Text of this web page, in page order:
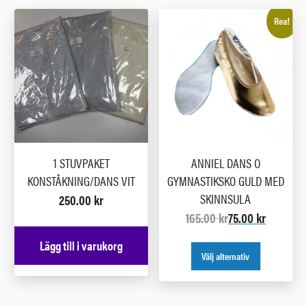
1 STUVPAKET
KONSTÅKNING/DANS VIT
250.00 kr
Lägg till i varukorg
Rea!
ANNIEL DANS O
GYMNASTIKSKO GULD MED
SKINNSULA
165.00kr75.00 kr
Välj alternativ